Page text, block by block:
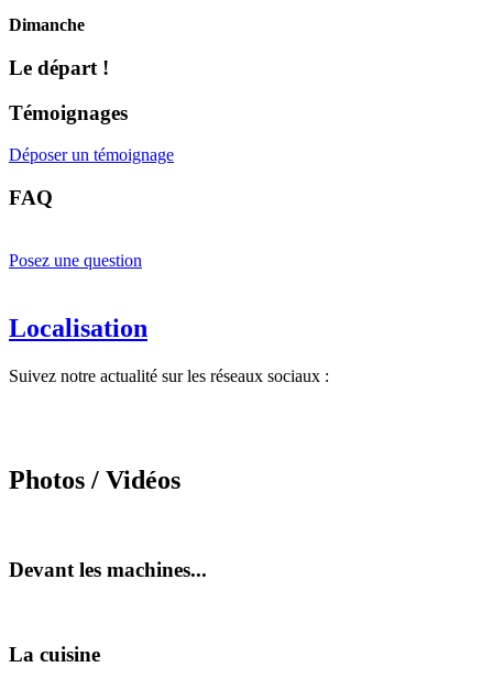
Dimanche
Le départ !
Témoignages
Déposer un témoignage
FAQ
Posez une question
Localisation
Suivez notre actualité sur les réseaux sociaux :
Photos / Vidéos
Devant les machines...
La cuisine